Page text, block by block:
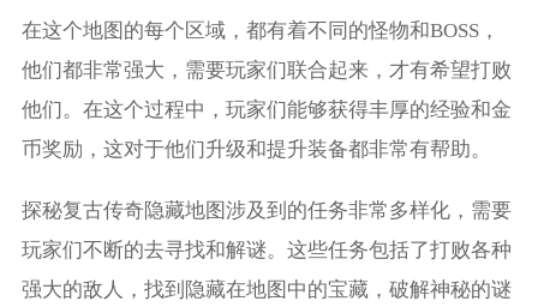
在这个地图的每个区域，都有着不同的怪物和BOSS，
他们都非常强大，需要玩家们联合起来，才有希望打败
他们。在这个过程中，玩家们能够获得丰厚的经验和金
币奖励，这对于他们升级和提升装备都非常有帮助。
探秘复古传奇隐藏地图涉及到的任务非常多样化，需要
玩家们不断的去寻找和解谜。这些任务包括了打败各种
强大的敌人，找到隐藏在地图中的宝藏，破解神秘的谜